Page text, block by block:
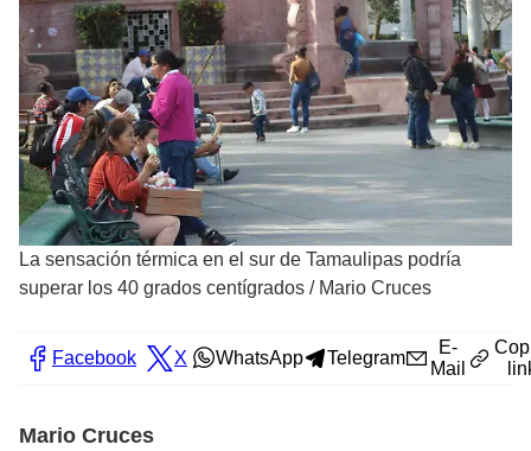
La sensación térmica en el sur de Tamaulipas podría
superar los 40 grados centígrados / Mario Cruces
Facebook X WhatsApp Telegram
E-
Mail
Mario Cruces